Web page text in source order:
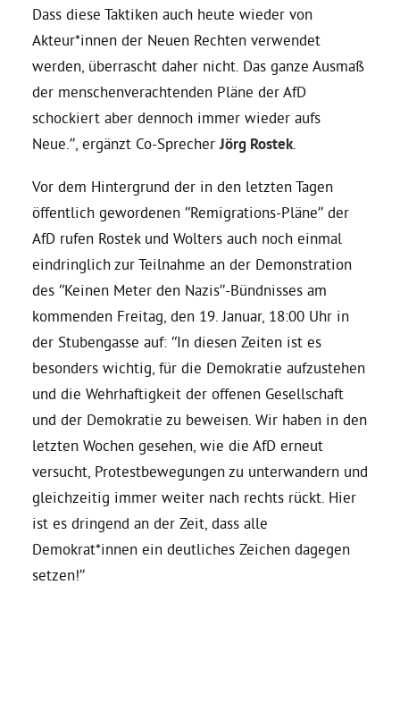
Aktiv werden
Termine
Arbeitsgruppen
Mitglied werden
Kommunalpolitik
Engagement-Sprechstunde
Grüne Jugend
CampusGrün
Aktuelles
Termine
Dass diese Taktiken auch heute wieder von
Akteur*innen der Neuen Rechten verwendet
werden, überrascht daher nicht. Das ganze Ausmaß
der menschenverachtenden Pläne der AfD
schockiert aber dennoch immer wieder aufs
Neue.”, ergänzt Co-Sprecher Jörg Rostek
Vor dem Hintergrund der in den letzten Tagen
öffentlich gewordenen “Remigrations-Pläne” der
AfD rufen Rostek und Wolters auch noch einmal
eindringlich zur Teilnahme an der Demonstration
des “Keinen Meter den Nazis”-Bündnisses am
kommenden Freitag, den 19. Januar, 18:00 Uhr in
der Stubengasse auf: “In diesen Zeiten ist es
besonders wichtig, für die Demokratie aufzustehen
und die Wehrhaftigkeit der offenen Gesellschaft
und der Demokratie zu beweisen. Wir haben in den
letzten Wochen gesehen, wie die AfD erneut
versucht, Protestbewegungen zu unterwandern und
gleichzeitig immer weiter nach rechts rückt. Hier
ist es dringend an der Zeit, dass alle
Demokrat*innen ein deutliches Zeichen dagegen
setzen!”